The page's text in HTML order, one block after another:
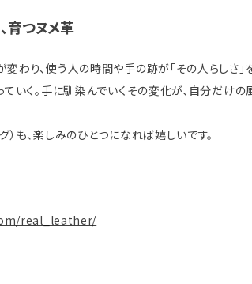
育つヌメ革
わり、使う人の時間や手の跡が「その人らしさ
ていく。手に馴染んでいくその変化が、自分だけの
も、楽しみのひとつになれば嬉しいです。
real_leather/